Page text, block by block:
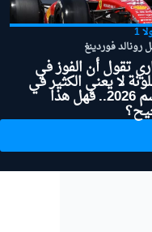
1
رونالد فوردينغ
تقول أن الفوز في
لا يعني الكثير في
موسم 2026.. فهل هذا